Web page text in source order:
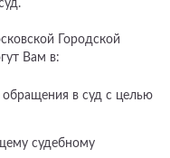
Городской
Вам в:
обращения в суд с целью
судебному